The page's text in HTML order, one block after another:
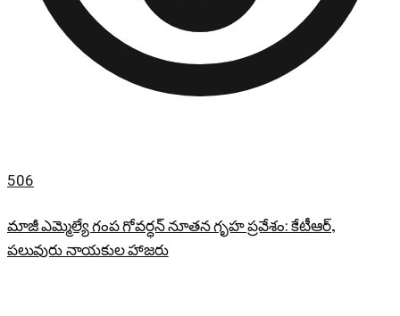
506
మాజీ ఎమ్మెల్యే గంప గోవర్ధన్ నూతన గృహ ప్రవేశం: కేటీఆర్,
పలువురు నాయకుల హాజరు